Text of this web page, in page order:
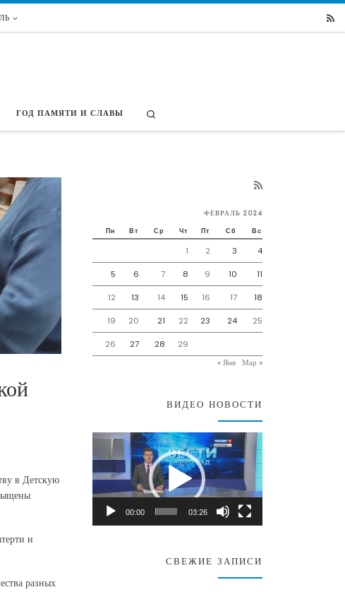
ГОД ПАМЯТИ И СЛАВЫ
в Детскую
и
разных
ФЕВРАЛЬ 2024
Пн Вт Ср Чт Пт Сб Вс
1 2 3 4
5 6 7 8 9 10 11
12 13 14 15 16 17 18
19 20 21 22 23 24 25
26 27 28
29
« Янв Мар »
ВИДЕО НОВОСТИ
00:00 03:26
СВЕЖИЕ ЗАПИСИ